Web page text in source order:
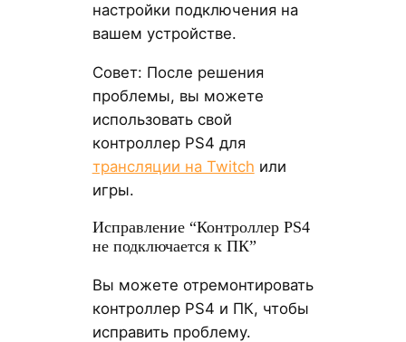
настройки подключения на
вашем устройстве.
Совет: После решения
проблемы, вы можете
использовать свой
контроллер PS4 для
трансляции на Twitch или
игры.
Исправление “Контроллер PS4
не подключается к ПК”
Вы можете отремонтировать
контроллер PS4 и ПК, чтобы
исправить проблему.